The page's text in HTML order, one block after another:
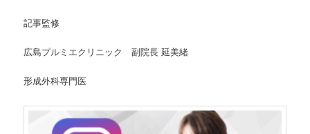
記事監修
広島プルミエクリニック 副院長 延美緒
形成外科専門医